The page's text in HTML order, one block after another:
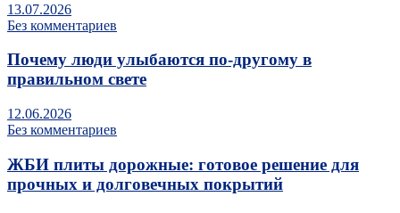
13.07.2026
Без комментариев
Почему люди улыбаются по‑другому в
правильном свете
12.06.2026
Без комментариев
ЖБИ плиты дорожные: готовое решение для
прочных и долговечных покрытий